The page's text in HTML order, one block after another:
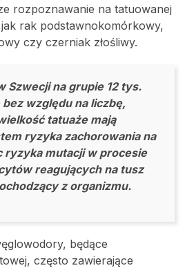
rozpoznawanie na tatuowanej
rak podstawnokomórkowy,
czy czerniak złośliwy.
Szwecji na grupie 12 tys.
bez względu na liczbę,
tatuaże mają
ryzyka zachorowania na
ryzyka mutacji w procesie
reagujących na tusz
z organizmu.
będące
często zawierające